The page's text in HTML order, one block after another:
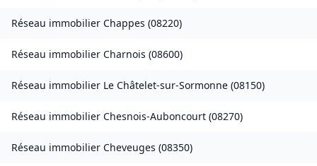
Réseau immobilier Chappes (08220)
Réseau immobilier Charnois (08600)
Réseau immobilier Le Châtelet-sur-Sormonne (08150)
Réseau immobilier Chesnois-Auboncourt (08270)
Réseau immobilier Cheveuges (08350)